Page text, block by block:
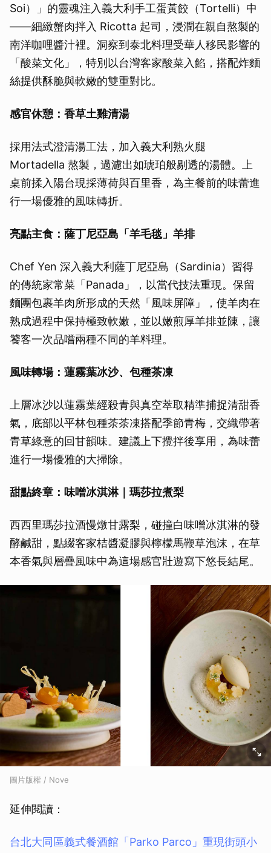
Soi）」的靈魂注入義大利手工蛋黃餃（Tortelli）中
——細緻蟹肉拌入 Ricotta 起司，浸潤在親自熬製的
南洋咖哩醬汁裡。洞察到泰北料理受華人移民影響的
「酸菜文化」，特別以台灣客家酸菜入餡，搭配炸麵
絲提供酥脆與軟嫩的雙重對比。
感官休憩：香草土雞清湯
採用法式澄清湯工法，加入義大利熟火腿
Mortadella 熬製，過濾出如琥珀般剔透的湯體。上
桌前揉入陽台現採薄荷與百里香，為主餐前的味蕾進
行一場優雅的風味轉折。
亮點主食：薩丁尼亞島「羊毛毯」羊排
Chef Yen 深入義大利薩丁尼亞島（Sardinia）習得
的傳統家常菜「Panada」，以當代技法重現。保留
麵團包裹羊肉所形成的天然「風味屏障」，使羊肉在
熟成過程中保持極致軟嫩，並以嫩煎厚羊排並陳，讓
饕客一次品嚐兩種不同的羊料理。
風味轉場：蓮霧葉冰沙、包種茶凍
上層冰沙以蓮霧葉經殺青與真空萃取精準捕捉清甜香
氣，底部以平林包種茶茶凍搭配季節青梅，交織帶著
青草綠意的回甘韻味。建議上下攪拌後享用，為味蕾
進行一場優雅的大掃除。
甜點終章：味噌冰淇淋｜瑪莎拉煮梨
西西里瑪莎拉酒慢燉甘露梨，碰撞白味噌冰淇淋的發
酵鹹甜，點綴客家桔醬凝膠與檸檬馬鞭草泡沫，在草
本香氣與層疊風味中為這場感官壯遊寫下悠長結尾。
圖片版權 / Nove
延伸閱讀：
台北大同區義式餐酒館「Parko Parco」重現街頭小
取消